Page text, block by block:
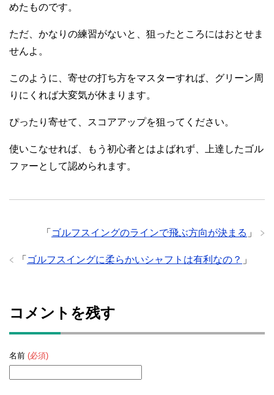
めたものです。
ただ、かなりの練習がないと、狙ったところにはおとせま
せんよ。
このように、寄せの打ち方をマスターすれば、グリーン周
りにくれば大変気が休まります。
ぴったり寄せて、スコアアップを狙ってください。
使いこなせれば、もう初心者とはよばれず、上達したゴル
ファーとして認められます。
「 ゴルフスイングのラインで飛ぶ方向が決まる 」
「 ゴルフスイングに柔らかいシャフトは有利なの？ 」
コメントを残す
名前 (必須)